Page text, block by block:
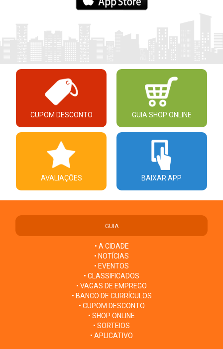
CUPOM DESCONTO GUIA SHOP ONLINE
AVALIAÇÕES BAIXAR APP
GUIA
• A CIDADE
• NOTÍCIAS
• EVENTOS
• CLASSIFICADOS
• VAGAS DE EMPREGO
• BANCO DE CURRÍCULOS
• CUPOM DESCONTO
• SHOP ONLINE
• SORTEIOS
• APLICATIVO